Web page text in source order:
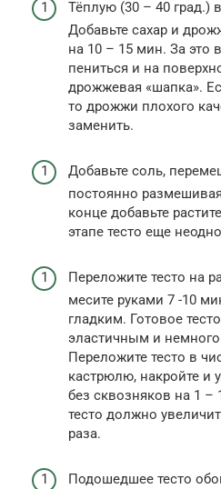
Тёплую (30 – 40 град.)
Добавьте сахар и
на 10 – 15 мин. За это
пениться и на
дрожжевая «шапка».
то дрожжи плохого
заменить.
Добавьте соль,
постоянно
конце добавьте
этапе тесто еще
Переложите тесто на
месите руками 7 -10
гладким. Готовое
эластичным и немного
Переложите тесто в
кастрюлю, накройте и
без сквозняков на 1 –
тесто должно
раза.
Подошедшее тесто